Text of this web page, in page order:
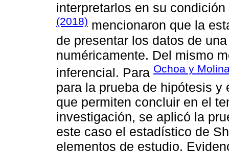
interpretarlos en su
(2018) mencionaron que la
de presentar los datos de
numéricamente. Del mismo
inferencial. Para Ochoa y
para la prueba de hipótesis
que permiten concluir en el
investigación, se aplicó la
este caso el estadístico de
elementos de estudio.